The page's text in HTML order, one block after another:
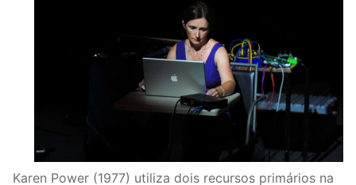
Karen Power (1977) utiliza dois recursos primários na